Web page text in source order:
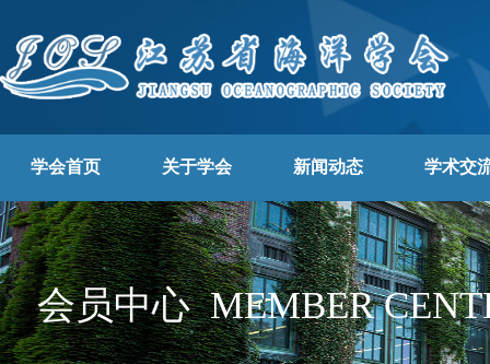
学会首页 关于学会 新闻动态 学术交
会员中心 MEMBER